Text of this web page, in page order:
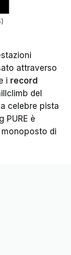
attraverso
i record
del
celebre pista
PURE è
di